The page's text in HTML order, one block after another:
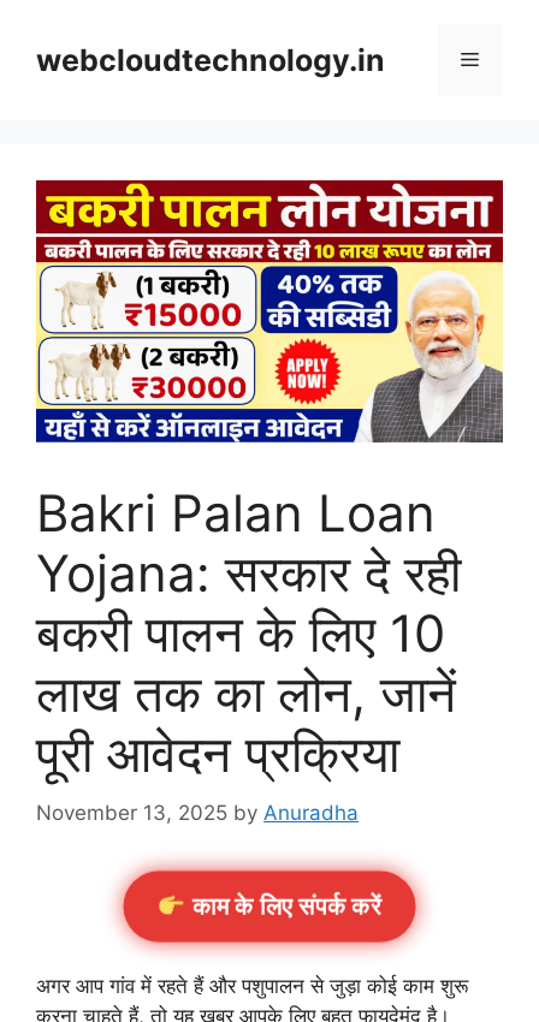
contentwebcloudtechnology.in Menu
Bakri Palan Loan
Yojana: सरकार दे रही
बकरी पालन के लिए 10
लाख तक का लोन, जानें
पूरी आवेदन प्रक्रिया
November 13, 2025 by Anuradha
काम के लिए संपर्क करें
अगर आप गांव में रहते हैं और पशुपालन से जुड़ा कोई काम शुरू
करना चाहते हैं, तो यह खबर आपके लिए बहुत फायदेमंद है।